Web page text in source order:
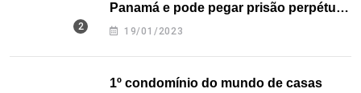
Panamá e pode pegar prisão perpétua
nos EUA
19/01/2023
1º condomínio do mundo de casas